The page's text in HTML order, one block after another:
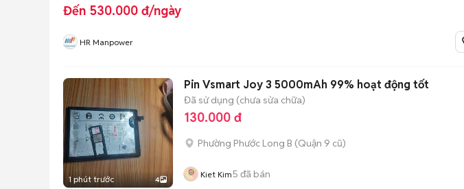
Đến 530.000 đ/ngày
HR Manpower
1 phút trước 4
Pin Vsmart Joy 3 5000mAh 99% hoạt động tốt
Đã sử dụng (chưa sửa chữa)
130.000 đ
Phường Phước Long B (Quận 9 cũ)
Kiet Kim5 đã bán